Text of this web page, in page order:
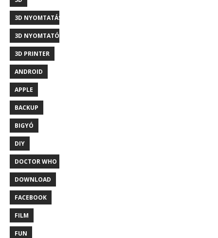
3D NYOMTATÁS
3D NYOMTATÓ
3D PRINTER
ANDROID
APPLE
BACKUP
BIGYÓ
DIY
DOCTOR WHO
DOWNLOAD
FACEBOOK
FILM
FUN